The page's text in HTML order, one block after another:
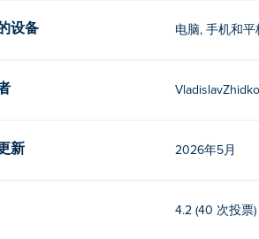
的设备 电脑, 手机和平
VladislavZhidko
更新 2026年5月
4.2 (40 次投票)